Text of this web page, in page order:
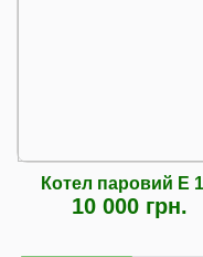
Котел паровий Е
10 000 грн.